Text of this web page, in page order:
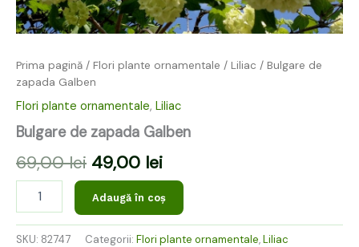
Prima pagină / Flori plante ornamentale / Liliac / Bulgare de
zapada Galben
Flori plante ornamentale, Liliac
Bulgare de zapada Galben
69,00lei 49,00 lei
Adaugă în coș
SKU: 82747 Categorii: Flori plante ornamentale,Liliac